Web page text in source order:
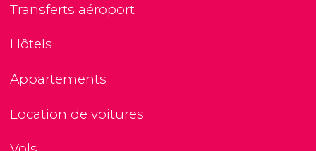
Transferts aéroport
Hôtels
Appartements
Location de voitures